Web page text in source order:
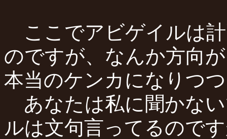
ここでアビゲイルは
のですが、なんか方向
本当のケンカになりつ
あなたは私に聞かな
ルは文句言ってるので